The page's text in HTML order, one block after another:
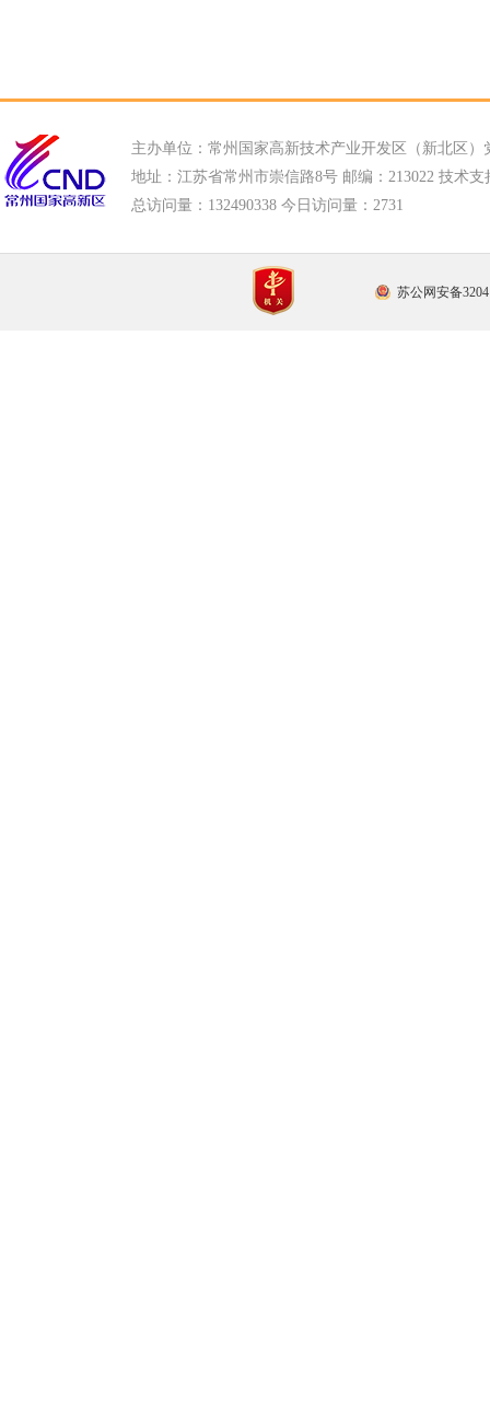
主办单位：常州国家高新技术产业开发区（新北区）
地址：江苏省常州市崇信路8号 邮编：213022 技术支
总访问量： 132490338 今日访问量： 2731
苏公网安备